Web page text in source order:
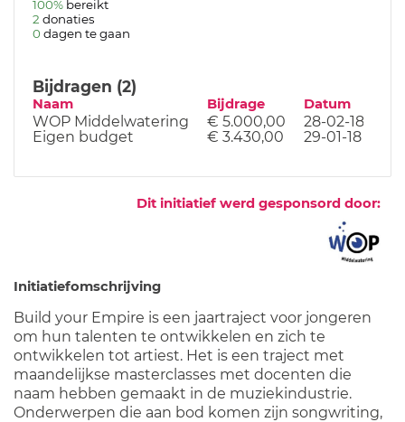
100% bereikt
2 donaties
0 dagen te gaan
Bijdragen (2)
Naam Bijdrage Datum
WOP Middelwatering € 5.000,00
28-02-18
Eigen budget
€ 3.430,00 29-01-18
Dit initiatief werd gesponsord door:
Initiatiefomschrijving
Build your Empire is een jaartraject voor jongeren
om hun talenten te ontwikkelen en zich te
ontwikkelen tot artiest. Het is een traject met
maandelijkse masterclasses met docenten die
naam hebben gemaakt in de muziekindustrie.
Onderwerpen die aan bod komen zijn songwriting,